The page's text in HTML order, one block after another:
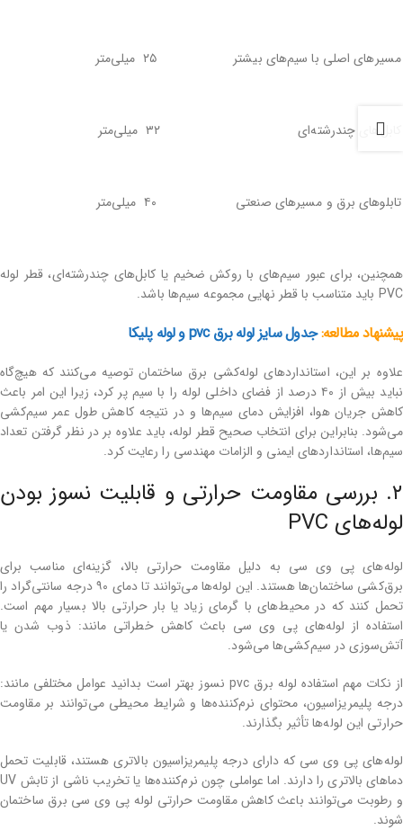
مسیرهای اصلی با سیم‌های بیشتر ۲۵ میلی‌متر
کابل‌های چندرشته‌ای ۳۲ میلی‌متر
تابلوهای برق و مسیرهای صنعتی
همچنین، برای عبور سیم‌های با روکش ضخیم یا کابل‌های چندرشته‌ای، قطر لوله
PVC باید متناسب با قطر نهایی مجموعه سیم‌ها باشد.
پیشنهاد مطالعه:جدول سایز لوله برق pvc و لوله پلیکا
علاوه بر این، استانداردهای لوله‌کشی برق ساختمان توصیه می‌کنند که هیچ‌گاه
نباید بیش از ۴۰ درصد از فضای داخلی لوله را با سیم پر کرد، زیرا این امر باعث
کاهش جریان هوا، افزایش دمای سیم‌ها و در نتیجه کاهش طول عمر سیم‌کشی
می‌شود. بنابراین برای انتخاب صحیح قطر لوله، باید علاوه بر در نظر گرفتن تعداد
سیم‌ها، استانداردهای ایمنی و الزامات مهندسی را رعایت کرد.
۲. بررسی مقاومت حرارتی و قابلیت نسوز بودن
لوله‌های PVC
لوله‌های پی وی سی به دلیل مقاومت حرارتی بالا، گزینه‌ای مناسب برای
برق‌کشی ساختمان‌ها هستند. این لوله‌ها می‌توانند تا دمای ۹۰ درجه سانتی‌گراد را
تحمل کنند که در محیط‌های با گرمای زیاد یا بار حرارتی بالا بسیار مهم است.
استفاده از لوله‌های پی وی سی باعث کاهش خطراتی مانند: ذوب شدن یا
آتش‌سوزی در سیم‌کشی‌ها می‌شود.
از نکات مهم استفاده لوله برق pvc نسوز بهتر است بدانید عوامل مختلفی مانند:
درجه پلیمریزاسیون، محتوای نرم‌کننده‌ها و شرایط محیطی می‌توانند بر مقاومت
حرارتی این لوله‌ها تأثیر بگذارند.
لوله‌های پی وی سی که دارای درجه پلیمریزاسیون بالاتری هستند، قابلیت تحمل
دماهای بالاتری را دارند. اما عواملی چون نرم‌کننده‌ها یا تخریب ناشی از تابش UV
و رطوبت می‌توانند باعث کاهش مقاومت حرارتی لوله پی وی سی برق ساختمان
شوند.